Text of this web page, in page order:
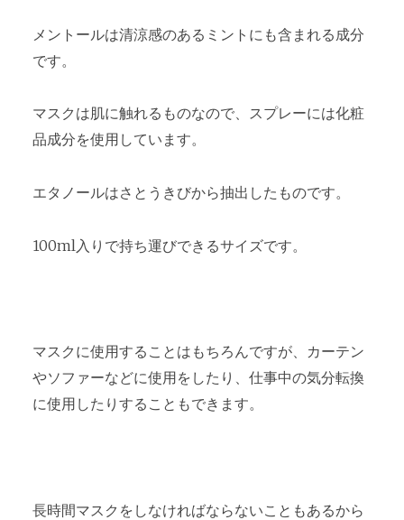
メントールは清涼感のあるミントにも含まれる成分
です。
マスクは肌に触れるものなので、スプレーには化粧
品成分を使用しています。
エタノールはさとうきびから抽出したものです。
100ml入りで持ち運びできるサイズです。
マスクに使用することはもちろんですが、カーテン
やソファーなどに使用をしたり、仕事中の気分転換
に使用したりすることもできます。
長時間マスクをしなければならないこともあるから